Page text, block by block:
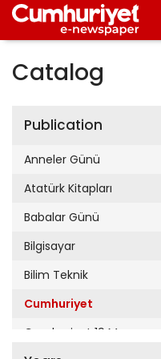
Catalog
Publication
Anneler Günü
Atatürk Kitapları
Babalar Günü
Bilgisayar
Bilim Teknik
Cumhuriyet
Cumhuriyet 19 Mayıs